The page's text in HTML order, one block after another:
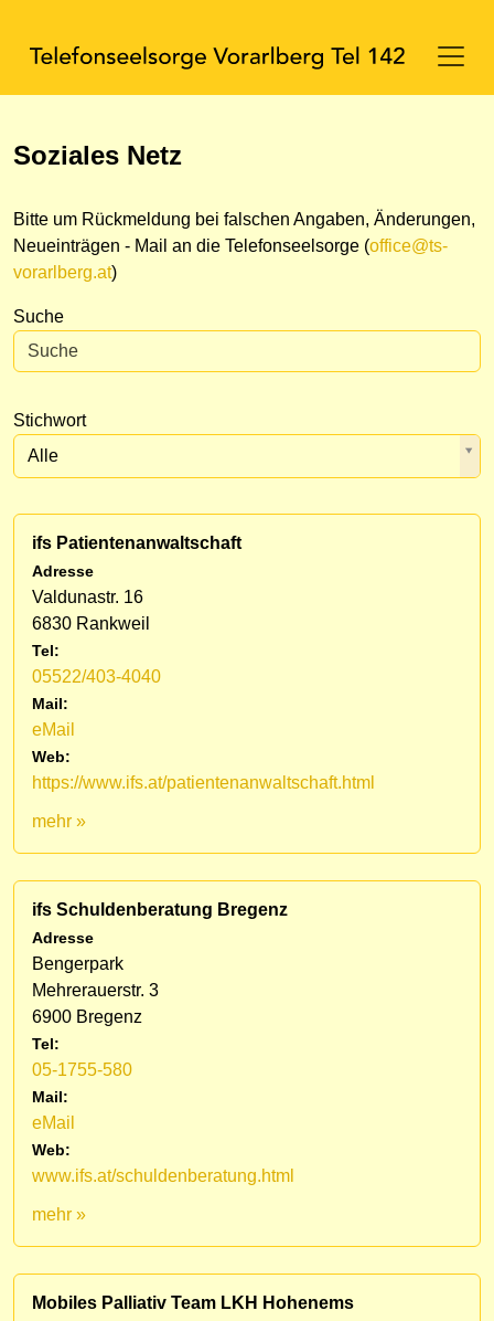
Soziales Netz
Bitte um Rückmeldung bei falschen Angaben, Änderungen,
Neueinträgen - Mail an die Telefonseelsorge (office@ts-
vorarlberg.at)
Suche
Stichwort
Alle
ifs Patientenanwaltschaft
Adresse
Valdunastr. 16
6830 Rankweil
Tel:
05522/403-4040
Mail:
eMail
Web:
https://www.ifs.at/patientenanwaltschaft.html
mehr »
ifs Schuldenberatung Bregenz
Adresse
Bengerpark
Mehrerauerstr. 3
6900 Bregenz
Tel:
05-1755-580
Mail:
eMail
Web:
www.ifs.at/schuldenberatung.html
mehr »
Mobiles Palliativ Team LKH Hohenems